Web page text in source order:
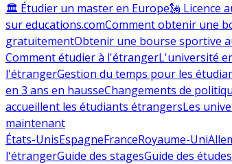
🏛 Étudier un master en Europe🗽 Licence
sur educations.comComment obtenir une
gratuitementObtenir une bourse sportive
Comment étudier à l'étrangerL'université
l'étrangerGestion du temps pour les
en 3 ans en hausseChangements de
accueillent les étudiants étrangersLes
maintenant
États-UnisEspagneFranceRoyaume-Uni
l'étrangerGuide des stagesGuide des